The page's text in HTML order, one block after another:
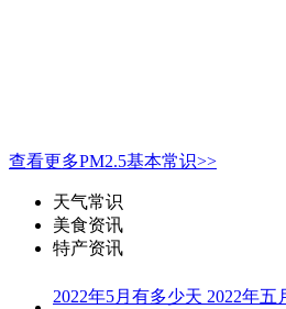
查看更多PM2.5基本常识>>
天气常识
美食资讯
特产资讯
2022年5月有多少天 2022年五